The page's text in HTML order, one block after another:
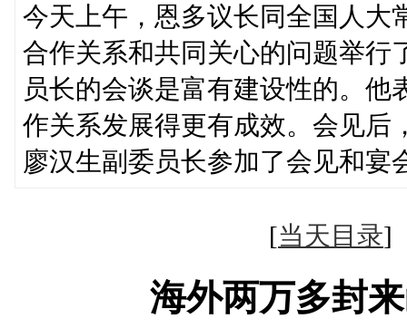
今天上午，恩多议长同全国人大
合作关系和共同关心的问题举行
员长的会谈是富有建设性的。
作关系发展得更有成效。会见后
廖汉生副委员长参加了会见和宴
[当天目录
海外两万多封